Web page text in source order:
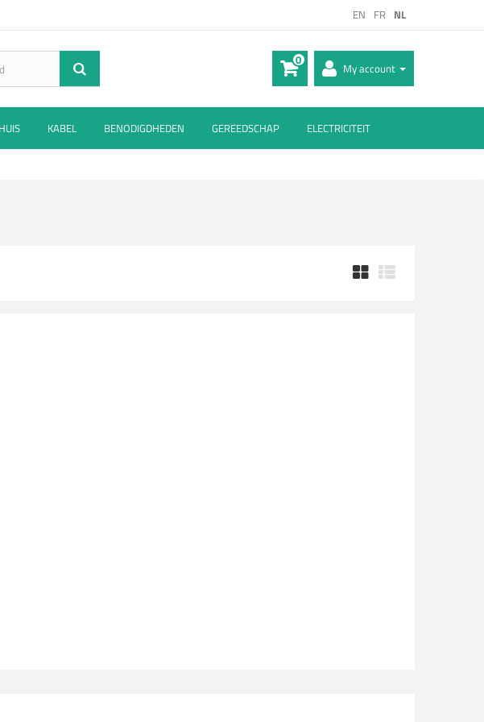
EN FR NL
My account
0
HUIS KABEL BENODIGDHEDEN GEREEDSCHAP ELECTRICITEIT